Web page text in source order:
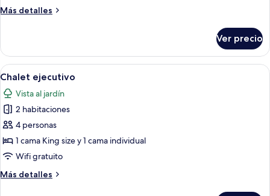
Más detalles
Más
doble
clásica
Ver precio
Abrir
todas
las
fotos
de
Chalet
ejecutivo
Una habitación de hotel con una
19
Chalet ejecutivo
Vista al jardín
2 habitaciones
4 personas
1 cama King size y 1 cama individual
Wifi gratuito
Más detalles
Más